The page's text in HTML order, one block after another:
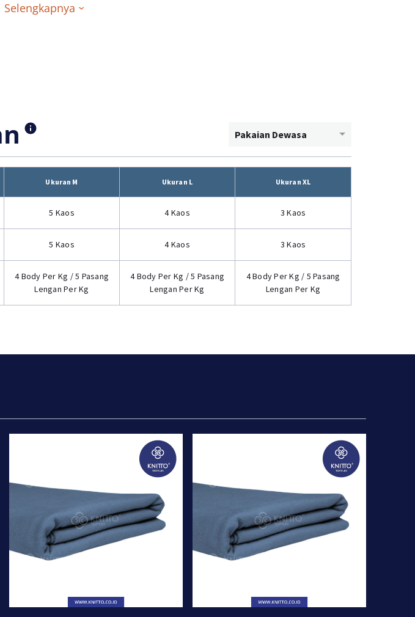
Selengkapnya
Pakaian Dewasa
Ukuran M Ukuran L Ukuran XL
5 Kaos 4 Kaos 3 Kaos
5 Kaos 4 Kaos 3 Kaos
4 Body Per Kg / 5 Pasang
Lengan Per Kg
4 Body Per Kg / 5 Pasang
Lengan Per Kg
4 Body Per Kg / 5 Pasang
Lengan Per Kg